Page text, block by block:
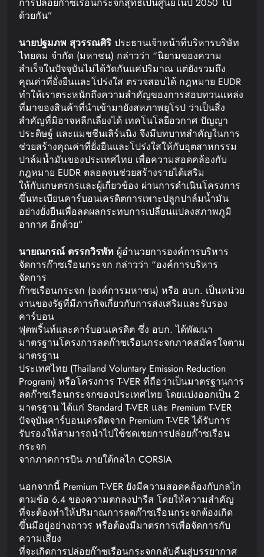
ด้วยกัน”
นายปฐมภพ สุวรรณศิริ ประธานเจ้าหน้าที่บริหารบริษัท
ไทยคม จำกัด (มหาชน) กล่าวว่า “นิยามของความ
สำเร็จในปัจจุบันไม่ได้วัดกันแค่ปริมาณ แต่ยังรวมถึง
คุณค่าที่ยั่งยืนและโปร่งใส ตรวจสอบได้ กฎหมาย EUDR
ทำให้เราตระหนักถึงความสำคัญของการสอบทวนแหล่ง
ที่มาของสินค้าที่นำเข้ามายังสหภาพยุโรป ว่าเป็นสิ่ง
สำคัญที่มิอาจหลีกเลี่ยงได้ เทคโนโลยีอวกาศ ปัญญา
ประดิษฐ์ และแมชชีนเลิร์นนิง จึงมีบทบาทสำคัญในการ
ช่วยสร้างคุณค่าที่ยั่งยืนและโปร่งใสให้กับอุตสาหกรรม
ปาล์มน้ำมันของประเทศไทย เพื่อความสอดคล้องกับ
กฎหมาย EUDR ตลอดจนช่วยสร้างรายได้เสริม
ให้กับเกษตรกรและผู้เกี่ยวข้อง ผ่านการดำเนินโครงการ
ขึ้นทะเบียนคาร์บอนเครดิตการเพาะปลูกปาล์มน้ำมัน
อย่างยั่งยืนเพื่อลดผลกระทบการเปลี่ยนแปลงสภาพภูมิ
อากาศ อีกด้วย”
นายณกรณ์ ตรรกวิรพัท ผู้อำนวยการองค์การบริหาร
จัดการก๊าซเรือนกระจก กล่าวว่า “องค์การบริหาร
จัดการ
ก๊าซเรือนกระจก (องค์การมหาชน) หรือ อบก. เป็นหน่วย
งานของรัฐที่มีภารกิจเกี่ยวกับการส่งเสริมและรับรอง
คาร์บอน
ฟุตพริ้นท์และคาร์บอนเครดิต ซึ่ง อบก. ได้พัฒนา
มาตรฐานโครงการลดก๊าซเรือนกระจกภาคสมัครใจตาม
มาตรฐาน
ประเทศไทย (Thailand Voluntary Emission Reduction
Program) หรือโครงการ T-VER ที่ถือว่าเป็นมาตรฐานการ
ลดก๊าซเรือนกระจกของประเทศไทย โดยแบ่งออกเป็น 2
มาตรฐาน ได้แก่ Standard T-VER และ Premium T-VER
ปัจจุบันคาร์บอนเครดิตจาก Premium T-VER ได้รับการ
รับรองให้สามารถนำไปใช้ชดเชยการปล่อยก๊าซเรือน
กระจก
จากภาคการบิน ภายใต้กลไก CORSIA
นอกจากนี้ Premium T-VER ยังมีความสอดคล้องกับกลไก
ตามข้อ 6.4 ของความตกลงปารีส โดยให้ความสำคัญ
ที่จะต้องทำให้ปริมาณการลดก๊าซเรือนกระจกต้องเกิด
ขึ้นมีอยู่อย่างถาวร หรือต้องมีมาตรการเพื่อจัดการกับ
ความเสี่ยง
ที่จะเกิดการปล่อยก๊าซเรือนกระจกกลับคืนสู่บรรยากาศ